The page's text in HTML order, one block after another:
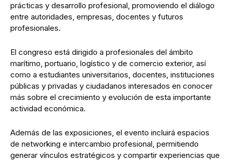
prácticas y desarrollo profesional, promoviendo el diálogo
entre autoridades, empresas, docentes y futuros
profesionales.
El congreso está dirigido a profesionales del ámbito
marítimo, portuario, logístico y de comercio exterior, así
como a estudiantes universitarios, docentes, instituciones
públicas y privadas y ciudadanos interesados en conocer
más sobre el crecimiento y evolución de esta importante
actividad económica.
Además de las exposiciones, el evento incluirá espacios
de networking e intercambio profesional, permitiendo
generar vínculos estratégicos y compartir experiencias que